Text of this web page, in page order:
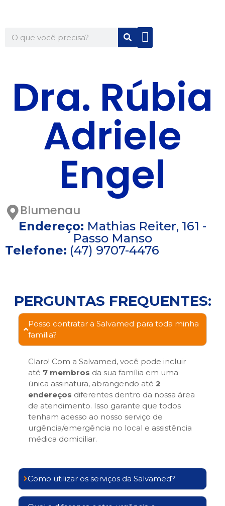
Dra. Rúbia
Adriele
Engel
Blumenau
Endereço: Mathias Reiter, 161 -
Passo Manso
Telefone: (47) 9707-4476
PERGUNTAS FREQUENTES:
Posso contratar a Salvamed para toda minha
família?
Claro! Com a Salvamed, você pode incluir
até 7 membros da sua família em uma
única assinatura, abrangendo até 2
endereços diferentes dentro da nossa área
de atendimento. Isso garante que todos
tenham acesso ao nosso serviço de
urgência/emergência no local e assistência
médica domiciliar.
Como utilizar os serviços da Salvamed?